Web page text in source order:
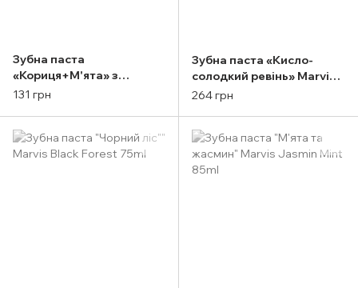
Зубна паста
«Кориця+М'ята» з
фтором Marvis Cinnamon
131 грн
Зубна паста «Кисло-
солодкий ревінь» Marvis
Sweet & Sour Rhubarb
264 грн